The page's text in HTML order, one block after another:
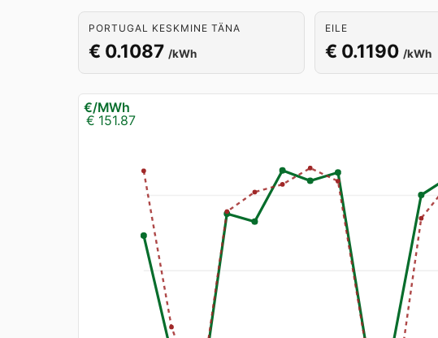
PORTUGAL KESKMINE TÄNA
€ 0.1087 /kWh
EILE
€ 0.1190 /kWh
€ 151.87
€/MWh